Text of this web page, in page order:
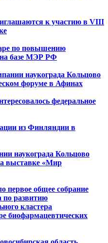
к участию в VIII
по повышению
на базе МЭР РФ
наукограда Кольцово
форуме в Афинах
федеральное
из Финляндии в
наукограда Кольцово
выставке «Мир
первое общее собрание
по развитию
кластера
биофармацевтических